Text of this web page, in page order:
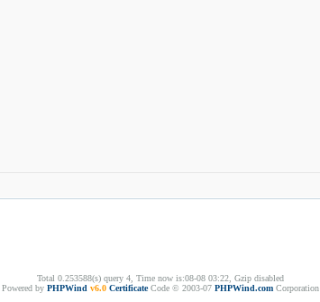
Total 0.253588(s) query 4, Time now is:08-08 03:22, Gzip disabled
Powered by PHPWind v6.0 CertificateCode © 2003-07 PHPWind.com Corporation